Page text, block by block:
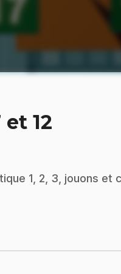
12
1, 2, 3, jouons